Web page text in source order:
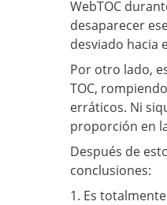
WebTOC
desaparecer
desviado hacia
Por otro lado,
TOC,
erráticos. Ni
proporción en
Después de
conclusiones:
1. Es